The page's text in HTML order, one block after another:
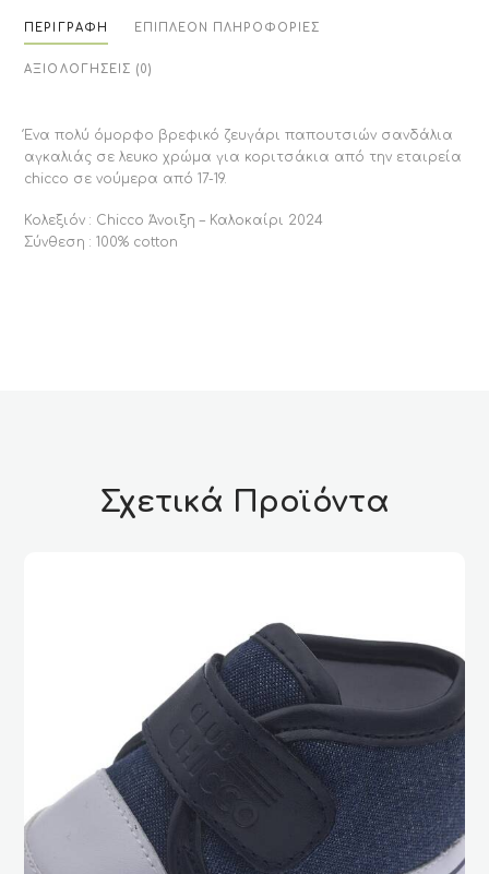
ΠΕΡΙΓΡΑΦΉ ΕΠΙΠΛΈΟΝ ΠΛΗΡΟΦΟΡΊΕΣ
ΑΞΙΟΛΟΓΉΣΕΙΣ (0)
Ένα πολύ όμορφο βρεφικό ζευγάρι παπουτσιών σανδάλια
αγκαλιάς σε λευκο χρώμα για κοριτσάκια από την εταιρεία
chicco σε νούμερα από 17-19.
Κολεξιόν : Chicco Άνοιξη – Καλοκαίρι 2024
Σύνθεση : 100% cotton
Σχετικά Προϊόντα